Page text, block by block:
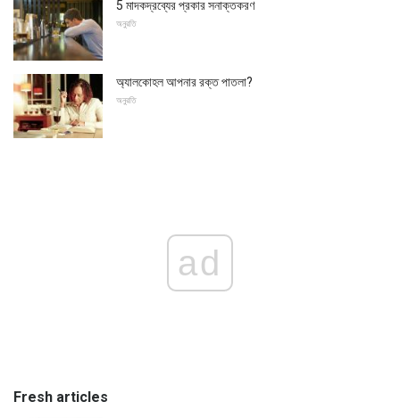
5 মাদকদ্রব্যের প্রকার সনাক্তকরণ
অনুরতি
অ্যালকোহল আপনার রক্ত ​​পাতলা?
অনুরতি
ad
Fresh articles